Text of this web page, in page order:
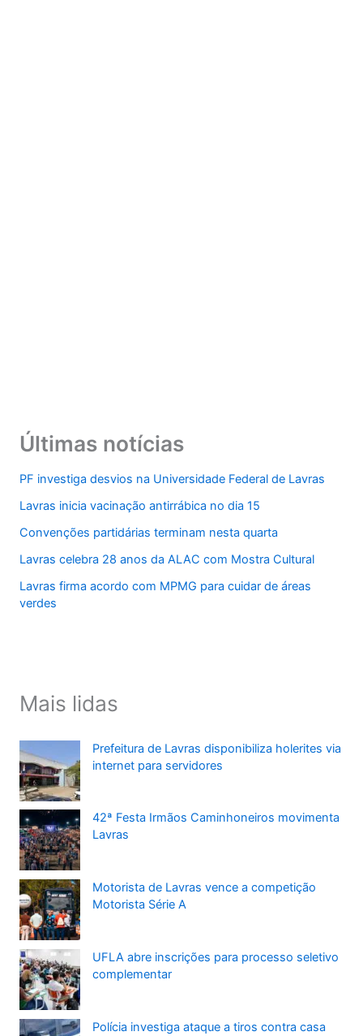
Últimas notícias
PF investiga desvios na Universidade Federal de Lavras
Lavras inicia vacinação antirrábica no dia 15
Convenções partidárias terminam nesta quarta
Lavras celebra 28 anos da ALAC com Mostra Cultural
Lavras firma acordo com MPMG para cuidar de áreas
verdes
Mais lidas
Prefeitura de Lavras disponibiliza holerites via
internet para servidores
42ª Festa Irmãos Caminhoneiros movimenta
Lavras
Motorista de Lavras vence a competição
Motorista Série A
UFLA abre inscrições para processo seletivo
complementar
Polícia investiga ataque a tiros contra casa